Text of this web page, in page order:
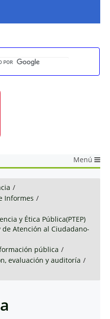
Menú
/
Informes /
y Ética Pública(PTEP)
Atención al Ciudadano-
pública /
evaluación y auditoría /